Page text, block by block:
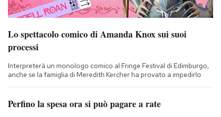
Lo spettacolo comico di Amanda Knox sui suoi
processi
Interpreterà un monologo comico al Fringe Festival di Edimburgo,
anche se la famiglia di Meredith Kercher ha provato a impedirlo
Perfino la spesa ora si può pagare a rate